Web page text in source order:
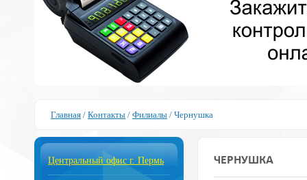
Главная / Контакты / Филиалы / Чернушка
Центральный офис г. Пермь ЧЕРНУШКА